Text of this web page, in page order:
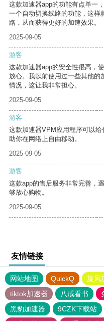
这款加速器app的功能有点单一
一个自动切换线路的功能，这样
路，从而获得更好的加速效果。
2025-09-05
游客
这款加速器app的安全性很高，
放心。我以前使用过一些其他的
情况，这让我非常担心。
2025-09-05
游客
这款加速器VPM应用程序可以
助你在网络上自由移动。
2025-09-05
游客
这款app的售后服务非常完善，
够放心购物。
2025-09-05
友情链接
网站地图 QuickQ 旋风
tiktok加速器
八戒看书
黑豹加速器
9CZK下载站